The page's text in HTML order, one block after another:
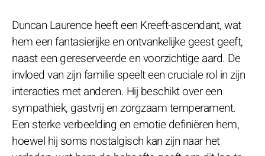
Duncan Laurence heeft een Kreeft-ascendant, wat
hem een fantasierijke en ontvankelijke geest geeft,
naast een gereserveerde en voorzichtige aard. De
invloed van zijn familie speelt een cruciale rol in zijn
interacties met anderen. Hij beschikt over een
sympathiek, gastvrij en zorgzaam temperament.
Een sterke verbeelding en emotie definiëren hem,
hoewel hij soms nostalgisch kan zijn naar het